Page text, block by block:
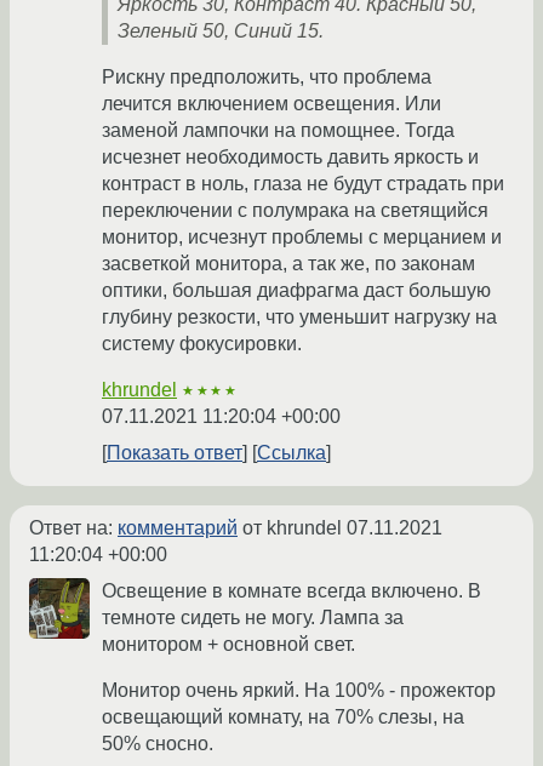
Яркость 30, Контраст 40. Красный 50,
Зеленый 50, Синий 15.
Рискну предположить, что проблема
лечится включением освещения. Или
заменой лампочки на помощнее. Тогда
исчезнет необходимость давить яркость и
контраст в ноль, глаза не будут страдать при
переключении с полумрака на светящийся
монитор, исчезнут проблемы с мерцанием и
засветкой монитора, а так же, по законам
оптики, большая диафрагма даст большую
глубину резкости, что уменьшит нагрузку на
систему фокусировки.
khrundel ★★★★
07.11.2021 11:20:04 +00:00
Показать ответ
Ссылка
Ответ на: комментарий от khrundel 07.11.2021
11:20:04 +00:00
Освещение в комнате всегда включено. В
темноте сидеть не могу. Лампа за
монитором + основной свет.
Монитор очень яркий. На 100% - прожектор
освещающий комнату, на 70% слезы, на
50% сносно.